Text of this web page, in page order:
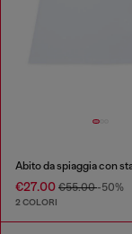
€27.00 €55.00-50%
2 COLORI